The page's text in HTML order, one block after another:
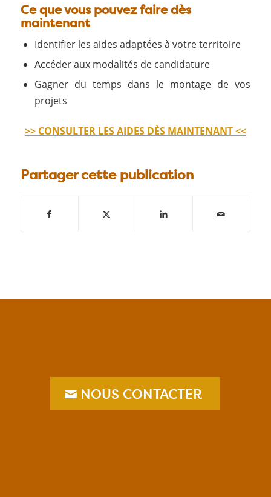
Ce que vous pouvez faire dès
maintenant
Identifier les aides adaptées à votre territoire
Accéder aux modalités de candidature
Gagner du temps dans le montage de vos
projets
>> CONSULTER LES AIDES DÈS MAINTENANT <<
Partager cette publication
NOUS CONTACTER